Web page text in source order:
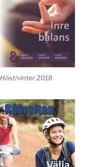
Höst/vinter 2018